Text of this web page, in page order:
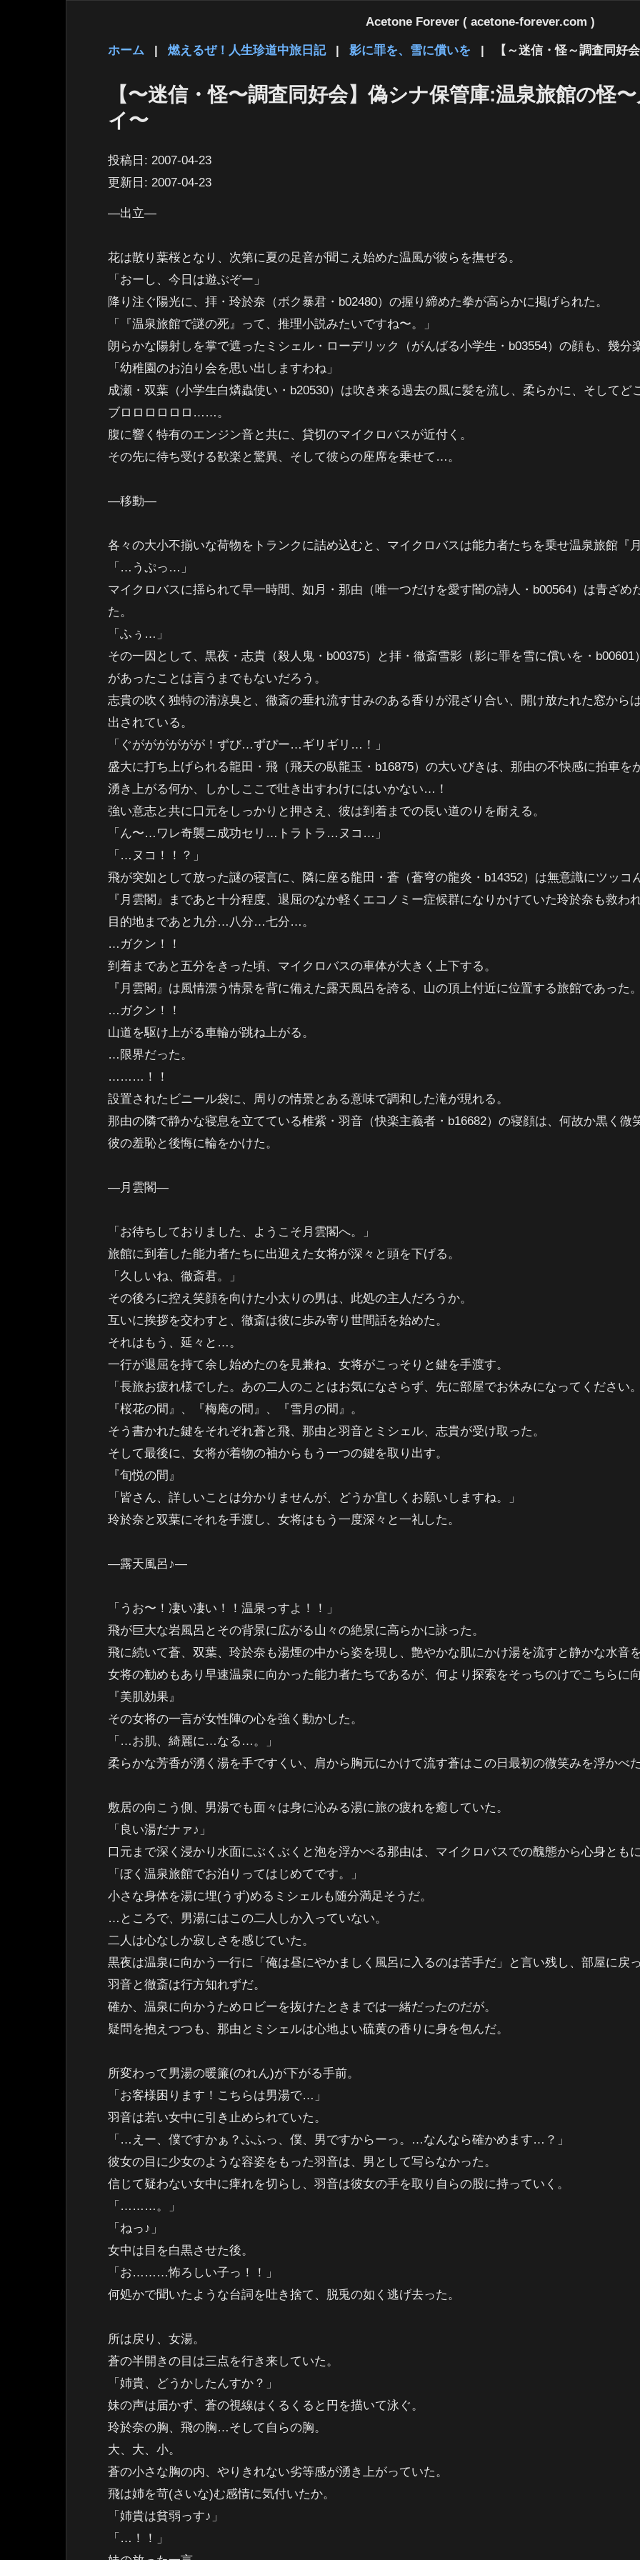
Acetone Forever ( acetone-forever.com )
ホーム | 燃えるぜ！人生珍道中旅日記 | 影に罪を、雪に償いを | 【～迷信・怪～調査同好
【〜迷信・怪〜調査同好会】偽シナ保管庫:温泉旅館の怪
イ〜
投稿日: 2007-04-23
更新日: 2007-04-23
―出立―
花は散り葉桜となり、次第に夏の足音が聞こえ始めた温風が彼らを撫ぜる。
「おーし、今日は遊ぶぞー」
降り注ぐ陽光に、拝・玲於奈（ボク暴君・b02480）の握り締めた拳が高らかに掲げられた。
「『温泉旅館で謎の死』って、推理小説みたいですね〜。」
朗らかな陽射しを掌で遮ったミシェル・ローデリック（がんばる小学生・b03554）の顔も、幾分
「幼稚園のお泊り会を思い出しますわね」
成瀬・双葉（小学生白燐蟲使い・b20530）は吹き来る過去の風に髪を流し、柔らかに、そして
ブロロロロロロ……。
腹に響く特有のエンジン音と共に、貸切のマイクロバスが近付く。
その先に待ち受ける歓楽と驚異、そして彼らの座席を乗せて…。
―移動―
各々の大小不揃いな荷物をトランクに詰め込むと、マイクロバスは能力者たちを乗せ温泉旅館『
「…うぷっ…」
マイクロバスに揺られて早一時間、如月・那由（唯一つだけを愛す闇の詩人・b00564）は青ざめ
た。
「ふぅ…」
その一因として、黒夜・志貴（殺人鬼・b00375）と拝・徹斎雪影（影に罪を雪に償いを・
があったことは言うまでもないだろう。
志貴の吹く独特の清涼臭と、徹斎の垂れ流す甘みのある香りが混ざり合い、開け放たれた窓から
出されている。
「ぐがががががが！ずび…ずぴー…ギリギリ…！」
盛大に打ち上げられる龍田・飛（飛天の臥龍玉・b16875）の大いびきは、那由の不快感に拍車を
湧き上がる何か、しかしここで吐き出すわけにはいかない…！
強い意志と共に口元をしっかりと押さえ、彼は到着までの長い道のりを耐える。
「ん〜…ワレ奇襲ニ成功セリ…トラトラ…ヌコ…」
「…ヌコ！！？」
飛が突如として放った謎の寝言に、隣に座る龍田・蒼（蒼穹の龍炎・b14352）は無意識にツッコ
『月雲閣』まであと十分程度、退屈のなか軽くエコノミー症候群になりかけていた玲於奈も救わ
目的地まであと九分…八分…七分…。
…ガクン！！
到着まであと五分をきった頃、マイクロバスの車体が大きく上下する。
『月雲閣』は風情漂う情景を背に備えた露天風呂を誇る、山の頂上付近に位置する旅館であった
…ガクン！！
山道を駆け上がる車輪が跳ね上がる。
…限界だった。
………！！
設置されたビニール袋に、周りの情景とある意味で調和した滝が現れる。
那由の隣で静かな寝息を立てている椎紫・羽音（快楽主義者・b16682）の寝顔は、何故か黒く微
彼の羞恥と後悔に輪をかけた。
―月雲閣―
「お待ちしておりました、ようこそ月雲閣へ。」
旅館に到着した能力者たちに出迎えた女将が深々と頭を下げる。
「久しいね、徹斎君。」
その後ろに控え笑顔を向けた小太りの男は、此処の主人だろうか。
互いに挨拶を交わすと、徹斎は彼に歩み寄り世間話を始めた。
それはもう、延々と…。
一行が退屈を持て余し始めたのを見兼ね、女将がこっそりと鍵を手渡す。
「長旅お疲れ様でした。あの二人のことはお気になさらず、先に部屋でお休みになってください
『桜花の間』、『梅庵の間』、『雪月の間』。
そう書かれた鍵をそれぞれ蒼と飛、那由と羽音とミシェル、志貴が受け取った。
そして最後に、女将が着物の袖からもう一つの鍵を取り出す。
『旬悦の間』
「皆さん、詳しいことは分かりませんが、どうか宜しくお願いしますね。」
玲於奈と双葉にそれを手渡し、女将はもう一度深々と一礼した。
―露天風呂♪―
「うお〜！凄い凄い！！温泉っすよ！！」
飛が巨大な岩風呂とその背景に広がる山々の絶景に高らかに詠った。
飛に続いて蒼、双葉、玲於奈も湯煙の中から姿を現し、艶やかな肌にかけ湯を流すと静かな水音
女将の勧めもあり早速温泉に向かった能力者たちであるが、何より探索をそっちのけでこちらに
『美肌効果』
その女将の一言が女性陣の心を強く動かした。
「…お肌、綺麗に…なる…。」
柔らかな芳香が湧く湯を手ですくい、肩から胸元にかけて流す蒼はこの日最初の微笑みを浮かべ
敷居の向こう側、男湯でも面々は身に沁みる湯に旅の疲れを癒していた。
「良い湯だナァ♪」
口元まで深く浸かり水面にぶくぶくと泡を浮かべる那由は、マイクロバスでの醜態から心身とも
「ぼく温泉旅館でお泊りってはじめてです。」
小さな身体を湯に埋(うず)めるミシェルも随分満足そうだ。
…ところで、男湯にはこの二人しか入っていない。
二人は心なしか寂しさを感じていた。
黒夜は温泉に向かう一行に「俺は昼にやかましく風呂に入るのは苦手だ」と言い残し、部屋に戻
羽音と徹斎は行方知れずだ。
確か、温泉に向かうためロビーを抜けたときまでは一緒だったのだが。
疑問を抱えつつも、那由とミシェルは心地よい硫黄の香りに身を包んだ。
所変わって男湯の暖簾(のれん)が下がる手前。
「お客様困ります！こちらは男湯で…」
羽音は若い女中に引き止められていた。
「…えー、僕ですかぁ？ふふっ、僕、男ですからーっ。…なんなら確かめます…？」
彼女の目に少女のような容姿をもった羽音は、男として写らなかった。
信じて疑わない女中に痺れを切らし、羽音は彼女の手を取り自らの股に持っていく。
「………。」
「ねっ♪」
女中は目を白黒させた後。
「お………怖ろしい子っ！！」
何処かで聞いたような台詞を吐き捨て、脱兎の如く逃げ去った。
所は戻り、女湯。
蒼の半開きの目は三点を行き来していた。
「姉貴、どうかしたんすか？」
妹の声は届かず、蒼の視線はくるくると円を描いて泳ぐ。
玲於奈の胸、飛の胸…そして自らの胸。
大、大、小。
蒼の小さな胸の内、やりきれない劣等感が湧き上がっていた。
飛は姉を苛(さいな)む感情に気付いたか。
「姉貴は貧弱っす♪」
「…！！」